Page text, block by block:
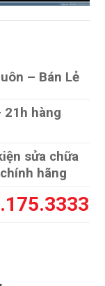
– Bán Lẻ
21h hàng
sửa chữa
hãng